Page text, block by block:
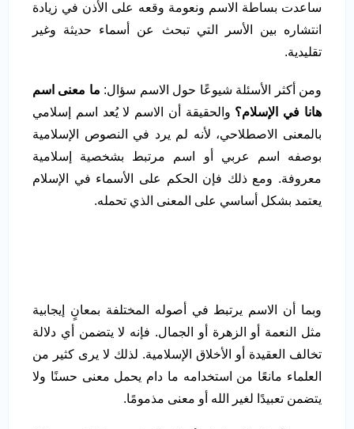
ساعدت بساطة الاسم ونعومة وقعه على الأذن في زيادة
انتشاره بين الأسر التي تبحث عن أسماء حديثة وغير
تقليدية.
ومن أكثر الأسئلة شيوعًا حول الاسم سؤال: ما معنى اسم
هانا في الإسلام؟ والحقيقة أن الاسم لا يُعد اسم إسلامي
بالمعنى الاصطلاحي، لأنه لم يرد في النصوص الإسلامية
بوصفه اسم عربي أو اسم مرتبط بشخصية إسلامية
معروفة. ومع ذلك فإن الحكم على الأسماء في الإسلام
يعتمد بشكل أساسي على المعنى الذي تحمله.
وبما أن الاسم يرتبط في أصوله المختلفة بمعانٍ إيجابية
مثل النعمة أو الزهرة أو الجمال. فإنه لا يتضمن أي دلالة
تخالف العقيدة أو الأخلاق الإسلامية. لذلك لا يرى كثير من
العلماء مانعًا من استخدامه ما دام يحمل معنى حسنًا ولا
يتضمن تعبيدًا لغير الله أو معنى مذمومًا.